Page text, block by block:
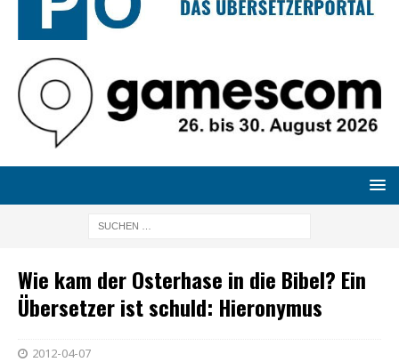
Wie kam der Osterhase in die Bibel? Ein
Übersetzer ist schuld: Hieronymus
2012-04-07